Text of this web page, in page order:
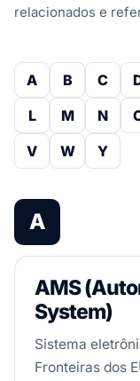
relacionados e
A B C
L
M N
V
W Y
A
AMS
System)
Sistema
Fronteiras dos